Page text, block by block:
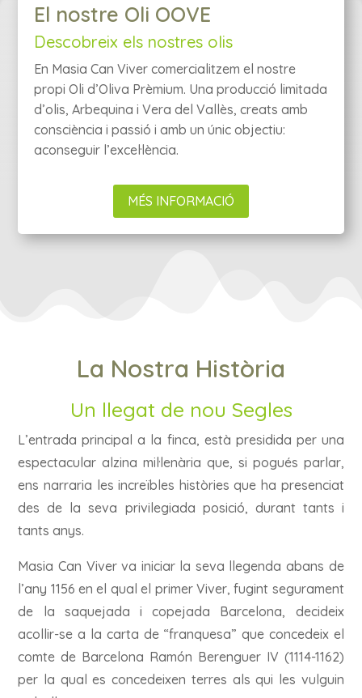
El nostre Oli OOVE
Descobreix els nostres olis
En Masia Can Viver comercialitzem el nostre
propi Oli d’Oliva Prèmium. Una producció limitada
d’olis, Arbequina i Vera del Vallès, creats amb
consciència i passió i amb un únic objectiu:
aconseguir l’excel·lència.
MÉS INFORMACIÓ
La Nostra Història
Un llegat de nou Segles
L’entrada principal a la finca, està presidida per una
espectacular alzina mil·lenària que, si pogués parlar,
ens narraria les increïbles històries que ha presenciat
des de la seva privilegiada posició, durant tants i
tants anys.
Masia Can Viver va iniciar la seva llegenda abans de
l’any 1156 en el qual el primer Viver, fugint segurament
de la saquejada i copejada Barcelona, decideix
acollir-se a la carta de “franquesa” que concedeix el
comte de Barcelona Ramón Berenguer IV (1114-1162)
per la qual es concedeixen terres als qui les vulguin